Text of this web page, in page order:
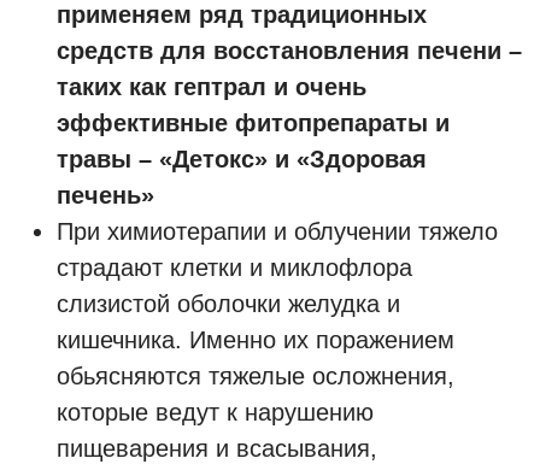
применяем ряд традиционных
средств для восстановления печени –
таких как гептрал и очень
эффективные фитопрепараты и
травы – «Детокс» и «Здоровая
печень»
При химиотерапии и облучении тяжело
страдают клетки и миклофлора
слизистой оболочки желудка и
кишечника. Именно их поражением
обьясняются тяжелые осложнения,
которые ведут к нарушению
пищеварения и всасывания,